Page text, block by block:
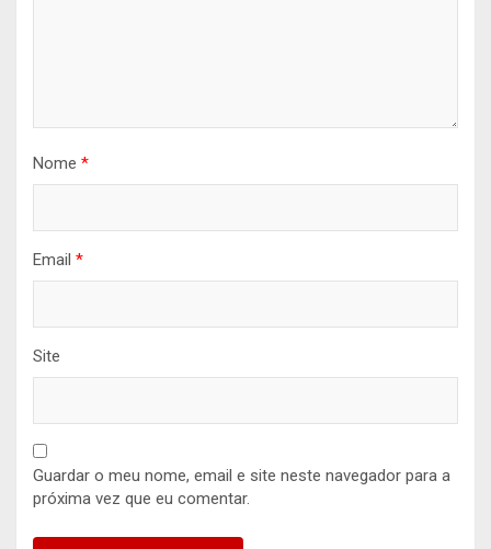
Nome *
Email *
Site
Guardar o meu nome, email e site neste navegador para a
próxima vez que eu comentar.